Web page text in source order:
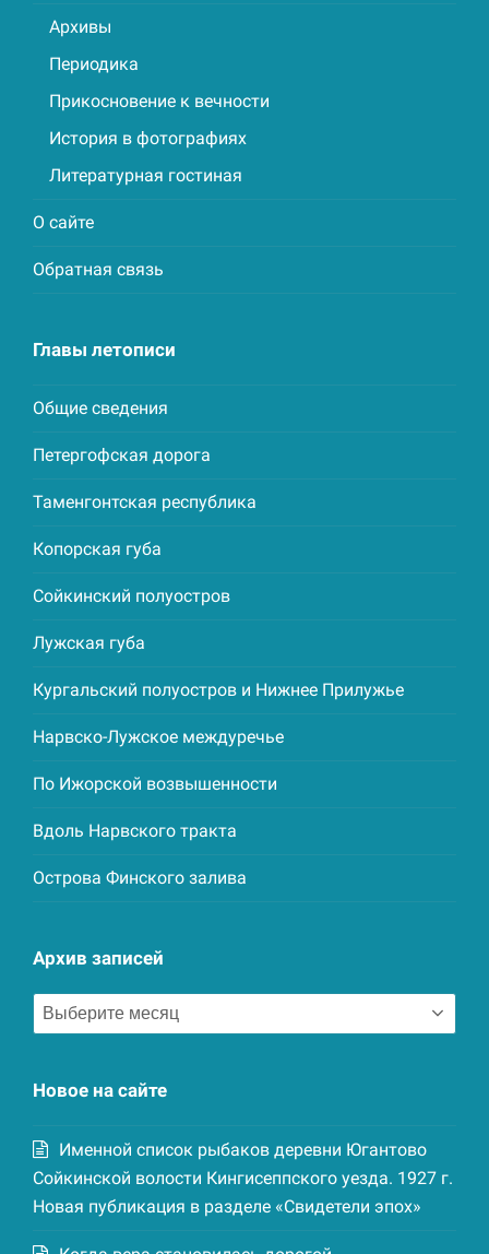
Архивы
Периодика
Прикосновение к вечности
История в фотографиях
Литературная гостиная
О сайте
Обратная связь
Главы летописи
Общие сведения
Петергофская дорога
Таменгонтская республика
Копорская губа
Сойкинский полуостров
Лужская губа
Кургальский полуостров и Нижнее Прилужье
Нарвско-Лужское междуречье
По Ижорской возвышенности
Вдоль Нарвского тракта
Острова Финского залива
Архив записей
Архив
записей
Новое на сайте
Именной список рыбаков деревни Югантово
Сойкинской волости Кингисеппского уезда. 1927 г.
Новая публикация в разделе «Свидетели эпох»